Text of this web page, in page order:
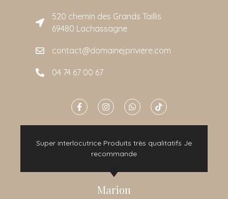
520 chemin des Grands Taillis
69480 Lachassagne
contact@domainejpriviere.com
04 74 67 00 67
Super interlocutrice Produits très qualitatifs Je
recommande
Marion